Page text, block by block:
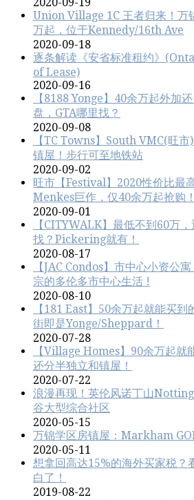
2020-09-19
Union Village 1C 王者归来！万
万起，位于Kennedy/16th Ave
2020-09-18
逐条解读《安省标准租约》
of Lease)
2020-09-16
【8188 Yonge】40余万起外加
盘，GTA哪里找？
2020-09-08
【TC Towns】South VMC(旺
镇屋！步行可至地铁站
2020-09-02
旺市【Festival】2020性价比最
Menkes巨作，仅40余万起抢购！
2020-09-01
【CITYWALK】最低不到60万
找？Pickering就有！
2020-08-17
【JAC Condos】市中心小资公
宗的多伦多市中心生活 !
2020-08-10
【181 East】50余万起就能买
街即是Yonge/Sheppard！
2020-07-28
【Village Homes】90余万起就
还分半独立和镇屋！
2020-07-22
浪漫再现！英伦风诺丁山
谷大型综合社区
2020-05-15
万锦学区房镇屋：Markham
2020-05-11
想拿回高达15%的海外买家税？
白了！
2019-08-22